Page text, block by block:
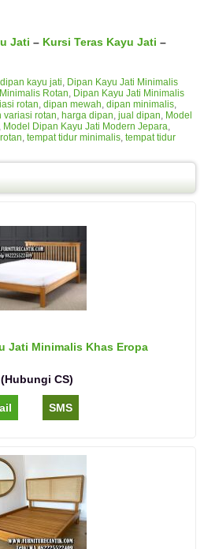
Jati – Kursi Teras Kayu Jati –
dipan kayu jati, Dipan Kayu Jati Minimalis
Rotan, Dipan Kayu Jati Minimalis
rotan, dipan mewah, dipan minimalis,
variasi rotan, harga dipan, jual dipan, Model
, Model Dipan Kayu Jati Modern Jepara,
, tempat tidur minimalis, tempat tidur
Jati Minimalis Khas Eropa
CS)
SMS